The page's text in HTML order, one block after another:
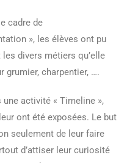
cadre de
», les élèves ont pu
divers métiers qu’elle
grumier, charpentier, ….
activité « Timeline »,
ont été exposées. Le but
seulement de leur faire
d’attiser leur curiosité